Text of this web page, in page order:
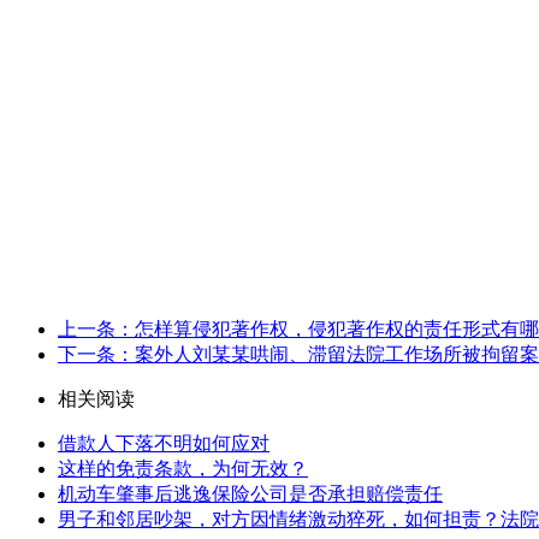
上一条：怎样算侵犯著作权，侵犯著作权的责任形式有
下一条：案外人刘某某哄闹、滞留法院工作场所被拘留案
相关阅读
借款人下落不明如何应对
这样的免责条款，为何无效？
机动车肇事后逃逸保险公司是否承担赔偿责任
男子和邻居吵架，对方因情绪激动猝死，如何担责？法院